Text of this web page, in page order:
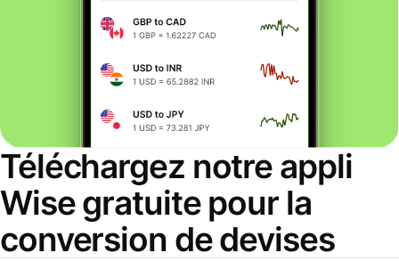
Téléchargez notre appli
Wise gratuite pour la
conversion de devises